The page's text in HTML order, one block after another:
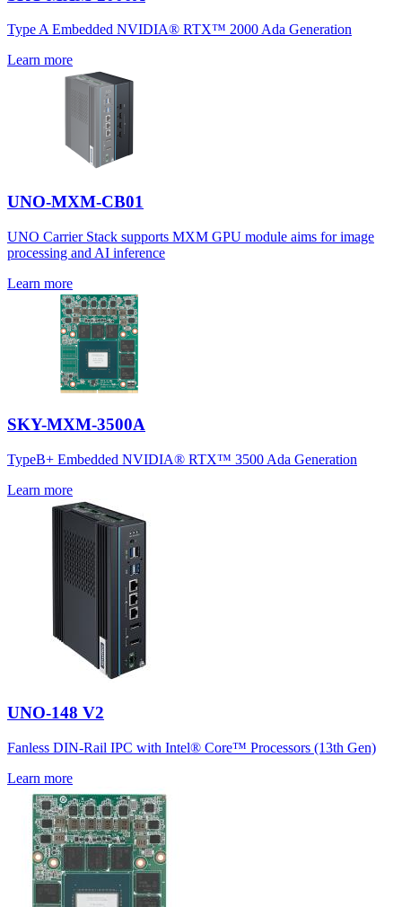
Type A Embedded NVIDIA® RTX™ 2000 Ada Generation
Learn more
UNO-MXM-CB01
UNO Carrier Stack supports MXM GPU module aims for image
processing and AI inference
Learn more
SKY-MXM-3500A
TypeB+ Embedded NVIDIA® RTX™ 3500 Ada Generation
Learn more
UNO-148 V2
Fanless DIN-Rail IPC with Intel® Core™ Processors (13th Gen)
Learn more